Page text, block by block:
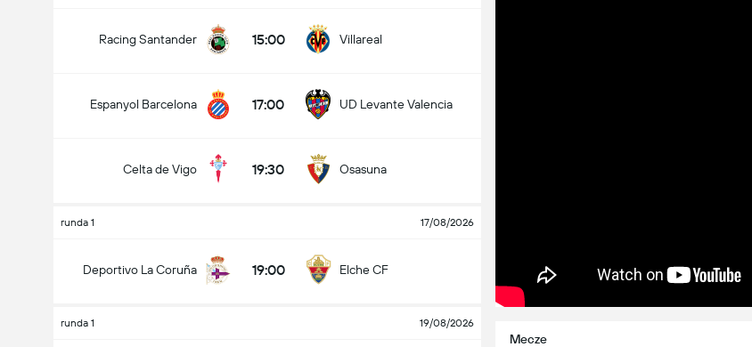
Racing Santander 15:00 Villareal
Espanyol Barcelona 17:00 UD Levante Valencia
Celta de Vigo 19:30 Osasuna
runda 1 17/08/2026
Deportivo La Coruña 19:00 Elche CF
runda 1 19/08/2026
Mecze